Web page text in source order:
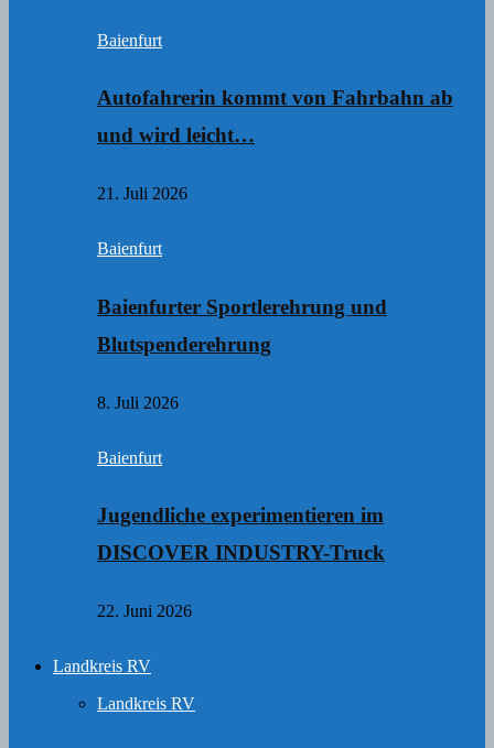
Baienfurt
Autofahrerin kommt von Fahrbahn ab
und wird leicht…
21. Juli 2026
Baienfurt
Baienfurter Sportlerehrung und
Blutspenderehrung
8. Juli 2026
Baienfurt
Jugendliche experimentieren im
DISCOVER INDUSTRY-Truck
22. Juni 2026
Landkreis RV
Landkreis RV